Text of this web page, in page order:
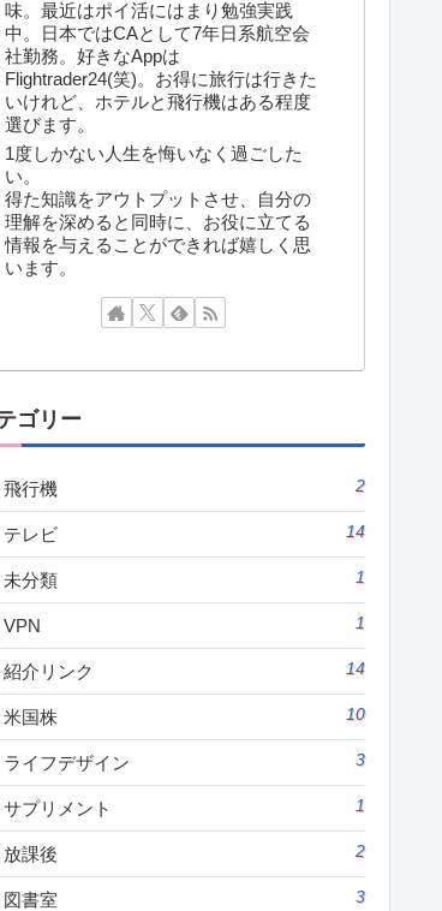
味。最近はポイ活にはまり勉強実践
中。日本ではCAとして7年日系航空会
社勤務。好きなAppは
Flightrader24(笑)。お得に旅行は行きた
いけれど、ホテルと飛行機はある程度
選びます。
1度しかない人生を悔いなく過ごした
い。
得た知識をアウトプットさせ、自分の
理解を深めると同時に、お役に立てる
情報を与えることができれば嬉しく思
います。
ゴリー
飛行機 2
テレビ 14
未分類 1
VPN 1
紹介リンク 14
米国株 10
ライフデザイン 3
サプリメント 1
放課後 2
図書室 3